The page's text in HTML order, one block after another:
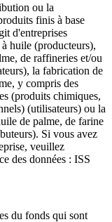
ou la
finis à base
d'entreprises
huile (producteurs),
de raffineries et/ou
la fabrication de
y compris des
(produits chimiques,
(utilisateurs) ou la
de palme, de farine
Si vous avez
veuillez
des données : ISS
du fonds qui sont